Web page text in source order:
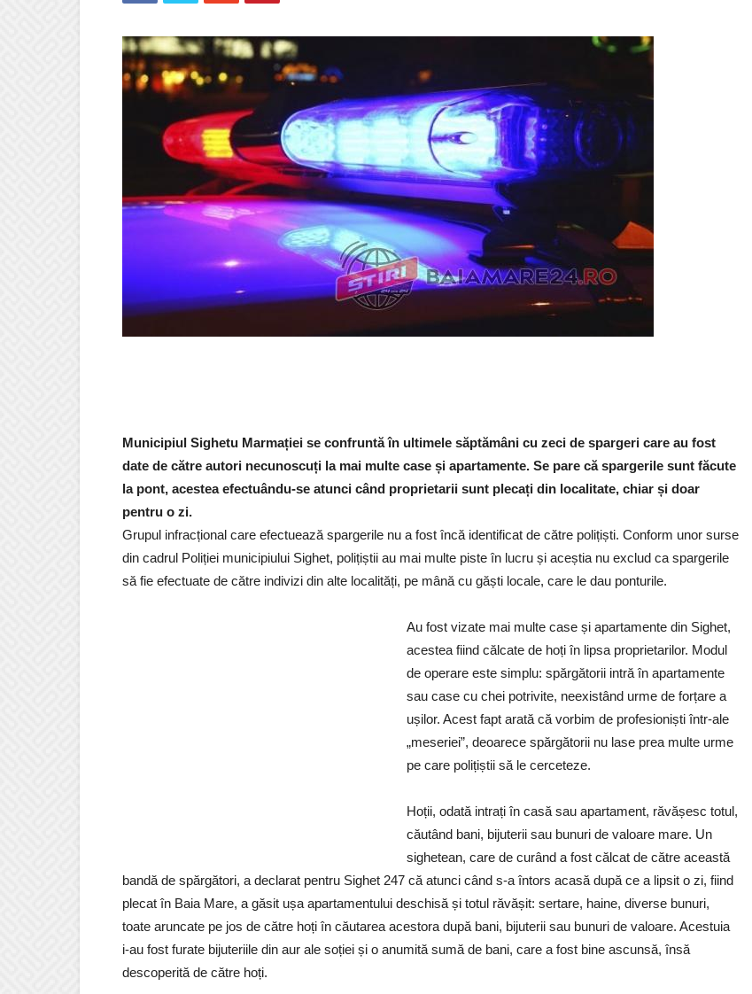
Municipiul Sighetu Marmației se confruntă în ultimele săptămâni cu zeci de spargeri care au fost
date de către autori necunoscuți la mai multe case și apartamente. Se pare că spargerile sunt făcute
la pont, acestea efectuându-se atunci când proprietarii sunt plecați din localitate, chiar și doar
pentru o zi.
Grupul infracțional care efectuează spargerile nu a fost încă identificat de către polițiști. Conform unor surse
din cadrul Poliției municipiului Sighet, polițiștii au mai multe piste în lucru și aceștia nu exclud ca spargerile
să fie efectuate de către indivizi din alte localități, pe mână cu găști locale, care le dau ponturile.
Au fost vizate mai multe case și apartamente din Sighet,
acestea fiind călcate de hoți în lipsa proprietarilor. Modul
de operare este simplu: spărgătorii intră în apartamente
sau case cu chei potrivite, neexistând urme de forțare a
ușilor. Acest fapt arată că vorbim de profesioniști într-ale
„meseriei”, deoarece spărgătorii nu lase prea multe urme
pe care polițiștii să le cerceteze.
Hoții, odată intrați în casă sau apartament, răvășesc totul,
căutând bani, bijuterii sau bunuri de valoare mare. Un
sighetean, care de curând a fost călcat de către această
bandă de spărgători, a declarat pentru Sighet 247 că atunci când s-a întors acasă după ce a lipsit o zi, fiind
plecat în Baia Mare, a găsit ușa apartamentului deschisă și totul răvășit: sertare, haine, diverse bunuri,
toate aruncate pe jos de către hoți în căutarea acestora după bani, bijuterii sau bunuri de valoare. Acestuia
i-au fost furate bijuteriile din aur ale soției și o anumită sumă de bani, care a fost bine ascunsă, însă
descoperită de către hoți.